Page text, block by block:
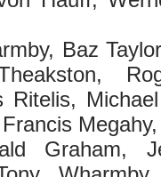
Baz
Ritelis,
Graham,